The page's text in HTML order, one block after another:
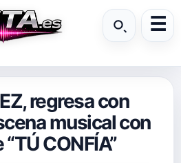
regresa con
musical con
CONFÍA”